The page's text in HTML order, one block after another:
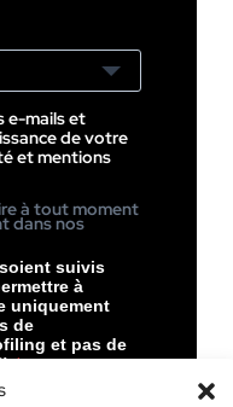
e-mails et
de votre
et mentions
à tout moment
dans nos
suivis
à
uniquement
de
et pas de
à tout moment